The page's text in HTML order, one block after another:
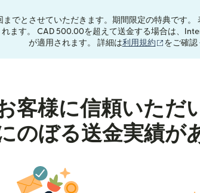
でとさせていただきます。期間限定の特典です
ます。 CAD 500.00を超えて送金する場合は、
が適用されます。 詳細は利用規約 （別ウィ
をご確認
客様に信頼いただ
のぼる送金実績が